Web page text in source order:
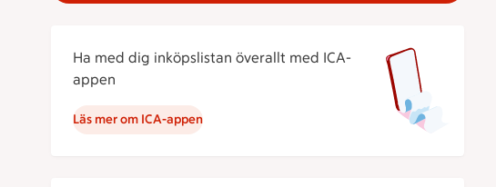
Ha med dig inköpslistan överallt med ICA-
appen
Läs mer om ICA-appen